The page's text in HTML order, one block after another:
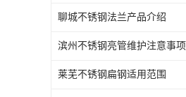
聊城不锈钢法兰产品介绍
滨州不锈钢亮管维护注意事项
莱芜不锈钢扁钢适用范围